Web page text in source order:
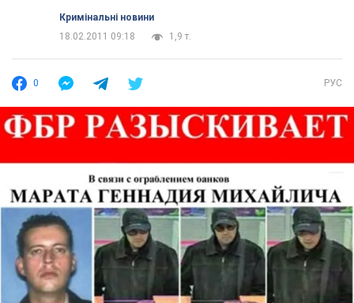
Кримінальні новини
18.02.2011 09:18
1,9 т.
0 РУС